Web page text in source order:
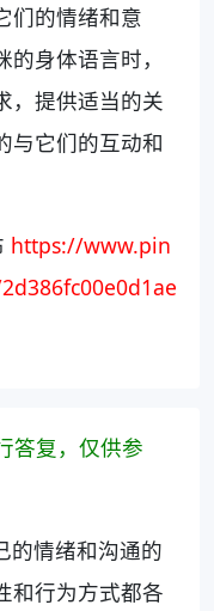
们的情绪和意
身体语言时，
，提供适当的关
与它们的互动和
https://www.pin
答复，仅供参
的情绪和沟通的
和行为方式都各